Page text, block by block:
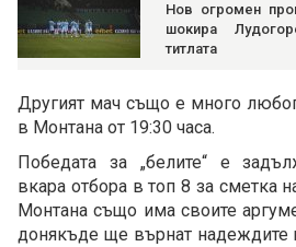
Нов огромен
шокира
титлата
Другият мач също е много
в Монтана от 19:30 часа.
Победата за „белите“ е
вкара отбора в топ 8 за сметка
Монтана също има своите
донякъде ще върнат надеждите